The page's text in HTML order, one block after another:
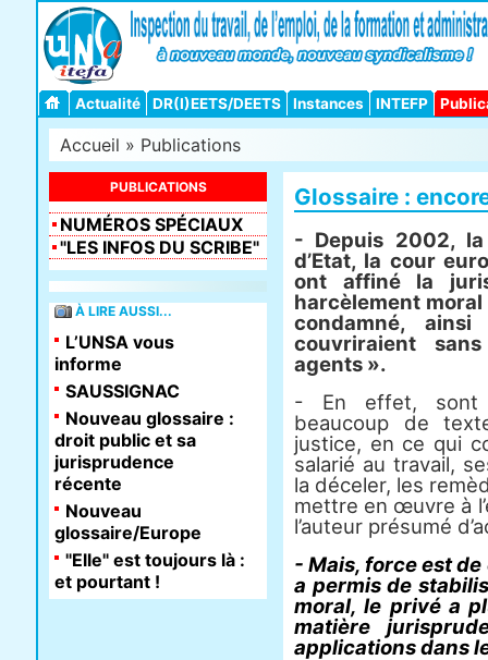
Actualité DR(I)EETS/DEETS Instances INTEFP
Accueil » Publications
Glossaire :
- Depuis 2002,
d’Etat, la cour
ont affiné la
harcèlement
condamné,
couvriraient
agents ».
- En effet, sont
beaucoup de
justice, en ce qui
salarié au travail,
la déceler, les
mettre en œuvre à
l’auteur présumé
- Mais, force est
a permis de
moral, le privé a
matière
applications dans
PUBLICATIONS
NUMÉROS SPÉCIAUX
"LES INFOS DU SCRIBE"
À LIRE AUSSI...
L’UNSA vous
informe
SAUSSIGNAC
Nouveau glossaire :
droit public et sa
jurisprudence
récente
Nouveau
glossaire/Europe
"Elle" est toujours là :
et pourtant !